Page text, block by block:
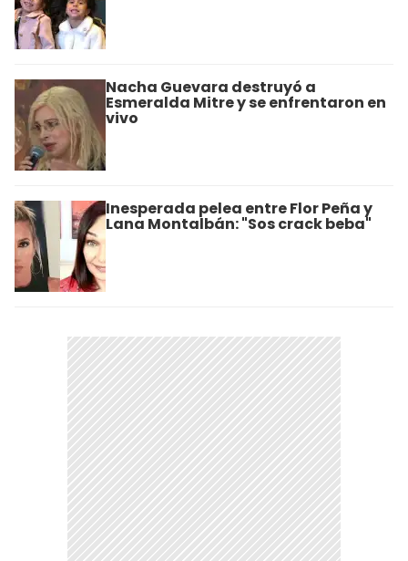
Nacha Guevara destruyó a
Esmeralda Mitre y se enfrentaron en
vivo
Inesperada pelea entre Flor Peña y
Lana Montalbán: "Sos crack beba"